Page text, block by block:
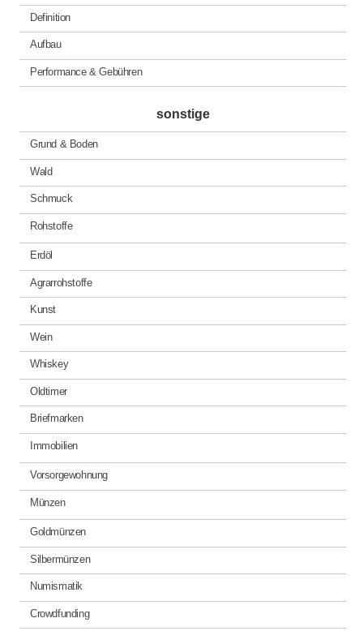
Definition
Aufbau
Performance & Gebühren
sonstige
Grund & Boden
Wald
Schmuck
Rohstoffe
Erdöl
Agrarrohstoffe
Kunst
Wein
Whiskey
Oldtimer
Briefmarken
Immobilien
Vorsorgewohnung
Münzen
Goldmünzen
Silbermünzen
Numismatik
Crowdfunding